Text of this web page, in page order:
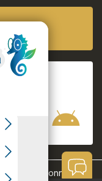
personnelles